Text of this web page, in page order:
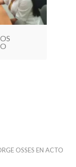
OSSES EN ACTO